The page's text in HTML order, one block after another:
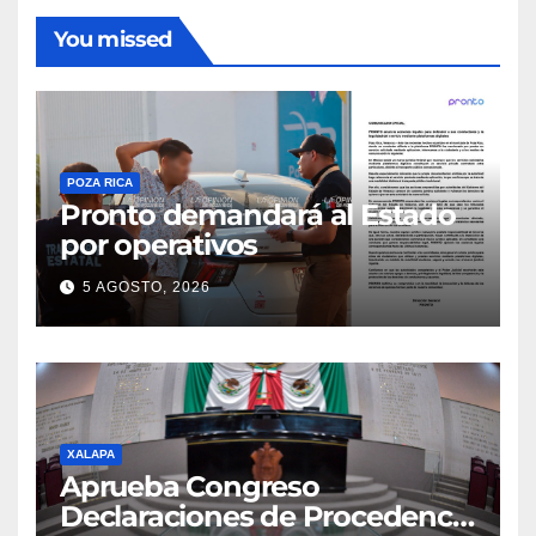
You missed
POZA RICA
Pronto demandará al Estado
por operativos
5 AGOSTO, 2026
XALAPA
Aprueba Congreso
Declaraciones de Procedencia